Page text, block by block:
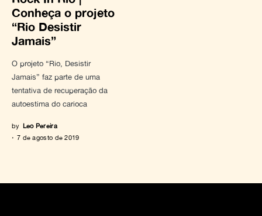
Conheça o projeto
“Rio Desistir
Jamais”
O projeto “Rio, Desistir
Jamais” faz parte de uma
tentativa de recuperação da
autoestima do carioca
by Leo Pereira
7 de agosto de 2019